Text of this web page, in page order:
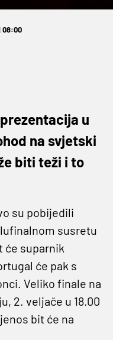
08:00
u
na svjetski
biti teži i to
su pobijedili
susretu
će suparnik
će pak s
Veliko finale na
2. veljače u 18.00
bit će na